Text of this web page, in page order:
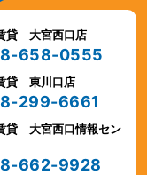
貸 大宮西口店
658-0555
貸 東川口店
299-6661
貸 大宮西口情報セン
662-9928